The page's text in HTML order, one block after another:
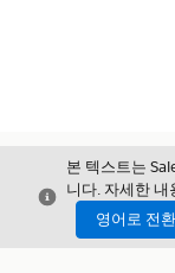
닫기
본 텍스트는
니다. 자세한 내
영어로 전환